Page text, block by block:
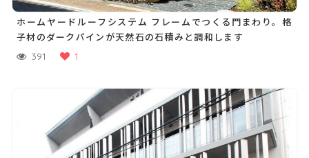
ホームヤードルーフシステム フレームでつくる門まわり。格
子材のダークパインが天然石の石積みと調和します
391 1